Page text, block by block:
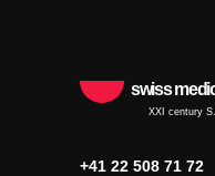
swiss
XXI century
+41 22 508 71 72